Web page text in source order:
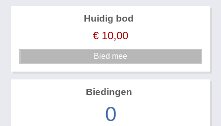
Huidig bod
€ 10,00
Biedingen
0